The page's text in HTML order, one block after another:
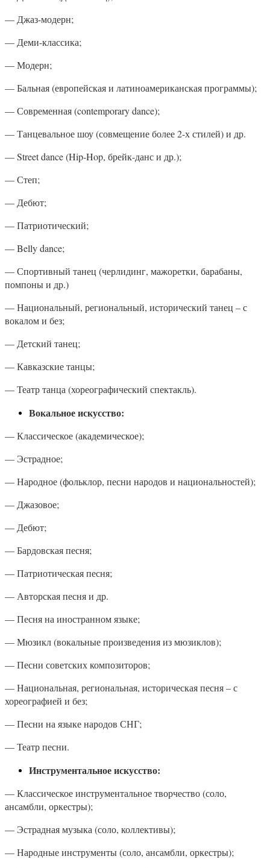
— Джаз-модерн;
— Деми-классика;
— Модерн;
— Бальная (европейская и латиноамериканская программы);
— Современная (contemporary dance);
— Танцевальное шоу (совмещение более 2-х стилей) и др.
— Street dance (Hip-Hop, брейк-данс и др.);
— Степ;
— Дебют;
— Патриотический;
— Belly dance;
— Спортивный танец (черлидинг, мажоретки, барабаны,
помпоны и др.)
— Национальный, региональный, исторический танец – с
вокалом и без;
— Детский танец;
— Кавказские танцы;
— Театр танца (хореографический спектакль).
Вокальное искусство:
— Классическое (академическое);
— Эстрадное;
— Народное (фольклор, песни народов и национальностей);
— Джазовое;
— Дебют;
— Бардовская песня;
— Патриотическая песня;
— Авторская песня и др.
— Песня на иностранном языке;
— Мюзикл (вокальные произведения из мюзиклов);
— Песни советских композиторов;
— Национальная, региональная, историческая песня – с
хореографией и без;
— Песни на языке народов СНГ;
— Театр песни.
Инструментальное искусство:
— Классическое инструментальное творчество (соло,
ансамбли, оркестры);
— Эстрадная музыка (соло, коллективы);
— Народные инструменты (соло, ансамбли, оркестры);